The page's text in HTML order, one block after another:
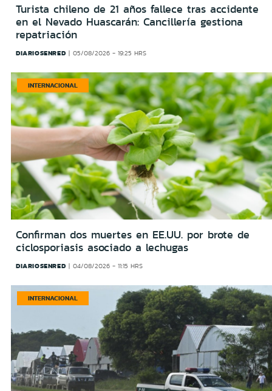
Turista chileno de 21 años fallece tras accidente
en el Nevado Huascarán: Cancillería gestiona
repatriación
DIARIOSENRED 05/08/2026 - 19:25 HRS
INTERNACIONAL
Confirman dos muertes en EE.UU. por brote de
ciclosporiasis asociado a lechugas
DIARIOSENRED 04/08/2026 - 11:15 HRS
INTERNACIONAL